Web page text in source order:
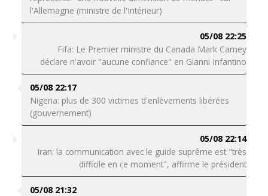
l'Allemagne (ministre de l'Intérieur)
05/08 22:25
Fifa: Le Premier ministre du Canada Mark Carney
déclare n'avoir "aucune confiance" en Gianni Infantino
05/08 22:17
Nigeria: plus de 300 victimes d'enlèvements libérées
(gouvernement)
05/08 22:14
Iran: la communication avec le guide suprême est "très
difficile en ce moment", affirme le président
05/08 21:32